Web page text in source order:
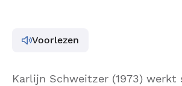
Voorlezen
Karlijn Schweitzer (1973) werkt